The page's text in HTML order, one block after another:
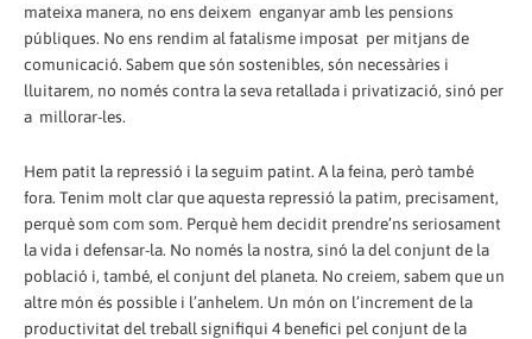
mateixa manera, no ens deixem enganyar amb les pensions
públiques. No ens rendim al fatalisme imposat per mitjans de
comunicació. Sabem que són sostenibles, són necessàries i
lluitarem, no només contra la seva retallada i privatizació, sinó per
a millorar-les.
Hem patit la repressió i la seguim patint. A la feina, però també
fora. Tenim molt clar que aquesta repressió la patim, precisament,
perquè som com som. Perquè hem decidit prendre’ns seriosament
la vida i defensar-la. No només la nostra, sinó la del conjunt de la
població i, també, el conjunt del planeta. No creiem, sabem que un
altre món és possible i l’anhelem. Un món on l’increment de la
productivitat del treball signifiqui 4 benefici pel conjunt de la